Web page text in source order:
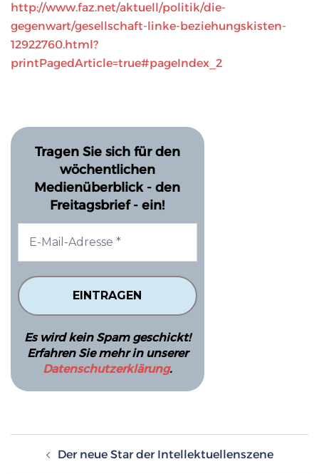
http://www.faz.net/aktuell/politik/die-
gegenwart/gesellschaft-linke-beziehungskisten-
12922760.html?
printPagedArticle=true#pageIndex_2
Tragen Sie sich für den
wöchentlichen
Medienüberblick - den
Freitagsbrief - ein!
Es wird kein Spam geschickt!
Erfahren Sie mehr in unserer
Datenschutzerklärung.
Der neue Star der Intellektuellenszene